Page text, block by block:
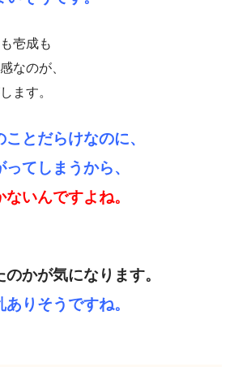
壱成も
なのが、
ます。
とだらけなのに、
てしまうから、
いんですよね。
のかが気になります。
りそうですね。